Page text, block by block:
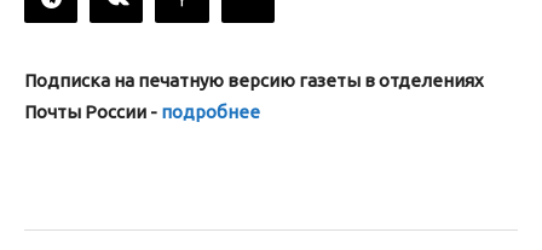
Подписка на печатную версию газеты в отделениях
Почты России - подробнее